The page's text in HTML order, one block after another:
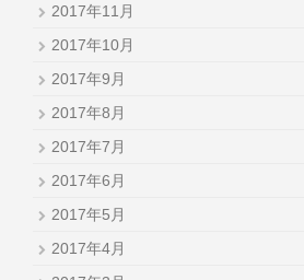
2017年11月
2017年10月
2017年9月
2017年8月
2017年7月
2017年6月
2017年5月
2017年4月